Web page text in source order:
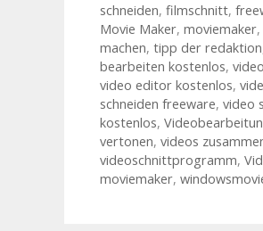
schneiden, filmschnitt,
Movie Maker, moviemaker,
machen, tipp der redaktion
bearbeiten kostenlos,
video editor kostenlos,
schneiden freeware, video
kostenlos,
vertonen, videos
videoschnittprogramm,
moviemaker,